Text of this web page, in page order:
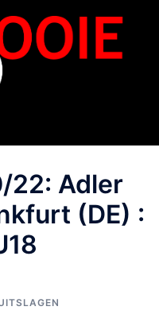
22: Adler
(DE) :